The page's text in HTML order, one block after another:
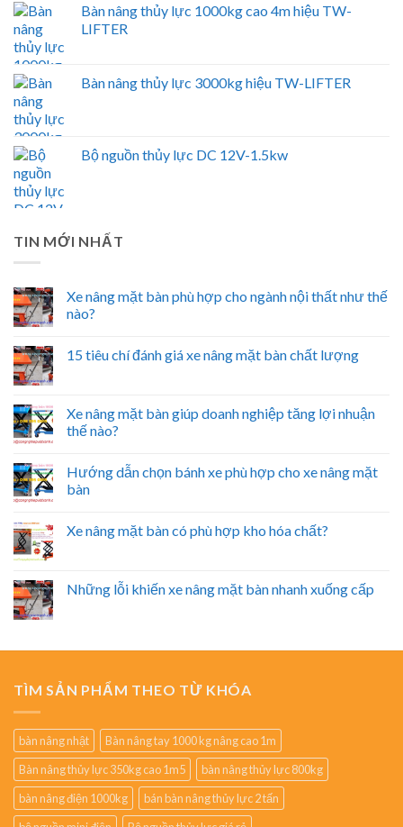
Bàn nâng thủy lực 1000kg cao 4m hiệu TW-
LIFTER
Bàn nâng thủy lực 3000kg hiệu TW-LIFTER
Bộ nguồn thủy lực DC 12V-1.5kw
TIN MỚI NHẤT
Xe nâng mặt bàn phù hợp cho ngành nội thất như thế
nào?
15 tiêu chí đánh giá xe nâng mặt bàn chất lượng
Xe nâng mặt bàn giúp doanh nghiệp tăng lợi nhuận
thế nào?
Hướng dẫn chọn bánh xe phù hợp cho xe nâng mặt
bàn
Xe nâng mặt bàn có phù hợp kho hóa chất?
Những lỗi khiến xe nâng mặt bàn nhanh xuống cấp
TÌM SẢN PHẨM THEO TỪ KHÓA
bàn nâng nhật
Bàn nâng tay 1000 kg nâng cao 1m
Bàn nâng thủy lực 350kg cao 1m5
bàn nâng thủy lực 800kg
bàn nâng điện 1000kg
bán bàn nâng thủy lực 2 tấn